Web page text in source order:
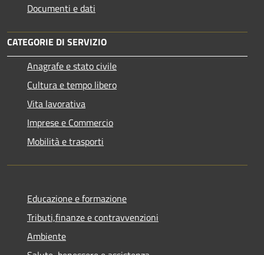
Documenti e dati
CATEGORIE DI SERVIZIO
Anagrafe e stato civile
Cultura e tempo libero
Vita lavorativa
Imprese e Commercio
Mobilità e trasporti
Educazione e formazione
Tributi,finanze e contravvenzioni
Ambiente